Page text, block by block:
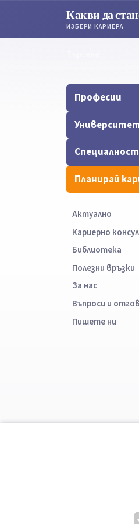
Какви да
ИЗБЕРИ КАРИЕРА
Професии
Планирай
Актуално
Кариерно
Библиотека
Полезни връзки
За нас
Въпроси и
Пишете ни